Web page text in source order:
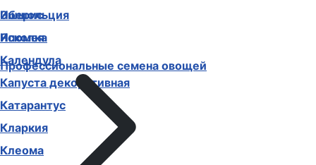
Иберис
Ипомея
Календула
Капуста декоративная
Катарантус
Кларкия
Клеома
Эшшольция
Ясколка
Профессиональные семена овощей